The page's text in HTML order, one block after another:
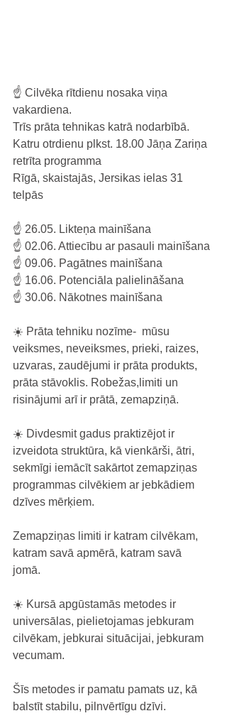
☝️ Cilvēka rītdienu nosaka viņa
vakardiena.
Trīs prāta tehnikas katrā nodarbībā.
Katru otrdienu plkst. 18.00 Jāņa Zariņa
retrīta programma
Rīgā, skaistajās, Jersikas ielas 31
telpās
☝️ 26.05. Likteņa mainīšana
☝️ 02.06. Attiecību ar pasauli mainīšana
☝️ 09.06. Pagātnes mainīšana
☝️ 16.06. Potenciāla palielināšana
☝️ 30.06. Nākotnes mainīšana
☀️ Prāta tehniku nozīme-  mūsu
veiksmes, neveiksmes, prieki, raizes,
uzvaras, zaudējumi ir prāta produkts,
prāta stāvoklis. Robežas,limiti un
risinājumi arī ir prātā, zemapziņā.
☀️ Divdesmit gadus praktizējot ir
izveidota struktūra, kā vienkārši, ātri,
sekmīgi iemācīt sakārtot zemapziņas
programmas cilvēkiem ar jebkādiem
dzīves mērķiem.
Zemapziņas limiti ir katram cilvēkam,
katram savā apmērā, katram savā
jomā.
☀️ Kursā apgūstamās metodes ir
universālas, pielietojamas jebkuram
cilvēkam, jebkurai situācijai, jebkuram
vecumam.
Šīs metodes ir pamatu pamats uz, kā
balstīt stabilu, pilnvērtīgu dzīvi.